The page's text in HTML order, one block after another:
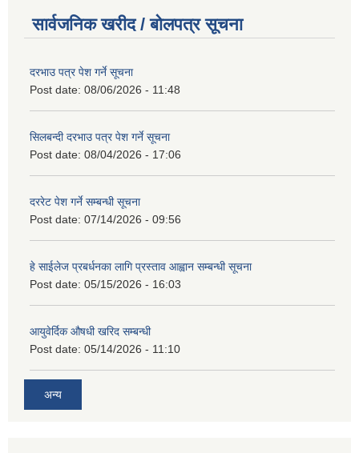
सार्वजनिक खरीद / बोलपत्र सूचना
दरभाउ पत्र पेश गर्ने सूचना
Post date: 08/06/2026 - 11:48
सिलबन्दी दरभाउ पत्र पेश गर्ने सूचना
Post date: 08/04/2026 - 17:06
दररेट पेश गर्ने सम्बन्धी सूचना
Post date: 07/14/2026 - 09:56
हे साईलेज प्रबर्धनका लागि प्रस्ताव आह्वान सम्बन्धी सूचना
Post date: 05/15/2026 - 16:03
आयुवेर्दिक औषधी खरिद सम्बन्धी
Post date: 05/14/2026 - 11:10
अन्य